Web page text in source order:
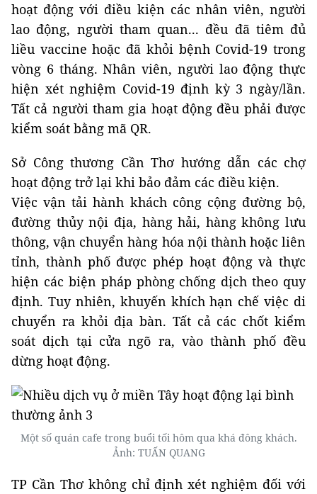
hoạt động với điều kiện các nhân viên, người
lao động, người tham quan... đều đã tiêm đủ
liều vaccine hoặc đã khỏi bệnh Covid-19 trong
vòng 6 tháng. Nhân viên, người lao động thực
hiện xét nghiệm Covid-19 định kỳ 3 ngày/lần.
Tất cả người tham gia hoạt động đều phải được
kiểm soát bằng mã QR.
Sở Công thương Cần Thơ hướng dẫn các chợ
hoạt động trở lại khi bảo đảm các điều kiện.
Việc vận tải hành khách công cộng đường bộ,
đường thủy nội địa, hàng hải, hàng không lưu
thông, vận chuyển hàng hóa nội thành hoặc liên
tỉnh, thành phố được phép hoạt động và thực
hiện các biện pháp phòng chống dịch theo quy
định. Tuy nhiên, khuyến khích hạn chế việc di
chuyển ra khỏi địa bàn. Tất cả các chốt kiểm
soát dịch tại cửa ngõ ra, vào thành phố đều
dừng hoạt động.
Một số quán cafe trong buổi tối hôm qua khá đông khách.
Ảnh: TUẤN QUANG
TP Cần Thơ không chỉ định xét nghiệm đối với